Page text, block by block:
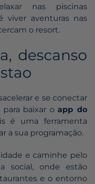
nas piscinas
viver aventuras nas
o resort.
descanso
e se conectar
para baixar oapp do
é uma ferramenta
a sua programação.
e caminhe pelo
social, onde estão
e o entorno